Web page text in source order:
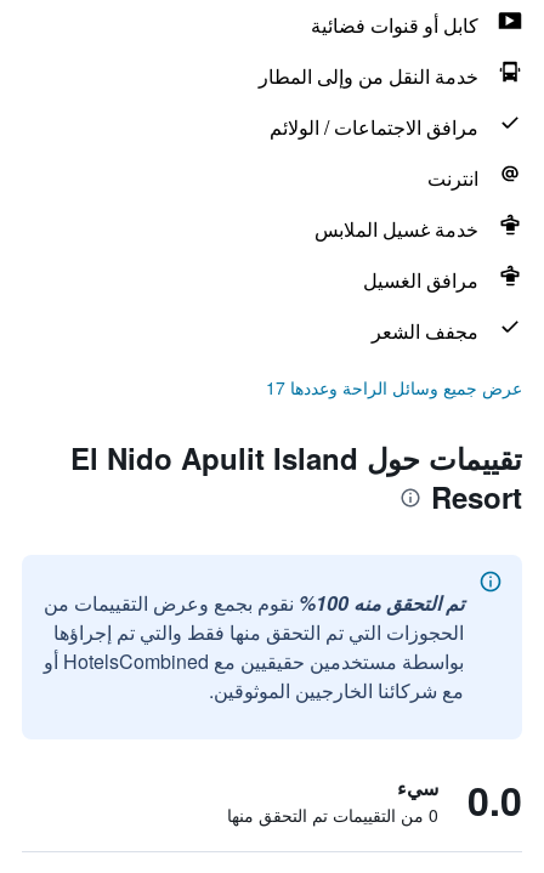
كابل أو قنوات فضائية
خدمة النقل من وإلى المطار
مرافق الاجتماعات / الولائم
انترنت
خدمة غسيل الملابس
مرافق الغسيل
مجفف الشعر
عرض جميع وسائل الراحة وعددها 17
تقييمات حول El Nido Apulit Island
Resort
تم التحقق منه 100%
نقوم بجمع وعرض التقييمات من
الحجوزات التي تم التحقق منها فقط والتي تم إجراؤها
بواسطة مستخدمين حقيقيين مع HotelsCombined أو
مع شركائنا الخارجيين الموثوقين.
0.0 سيء
0 من التقييمات تم التحقق منها